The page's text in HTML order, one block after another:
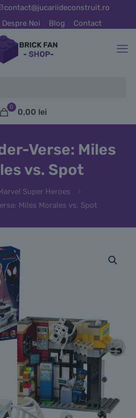
contact@jucariideconstruit.ro
Despre Noi Blog Contact
0
0,00 lei
Verse: Miles
vs. Spot
Super Heroes
Miles Morales vs. Spot